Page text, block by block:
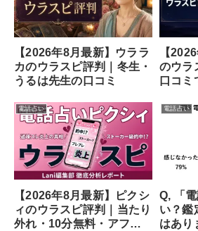
【2026年8月最新】ウララ
カのウラスピ評判｜冬生・
うるは先生の口コミ
【
のウラ
口コミ
電話占い
【2026年8月最新】ピクシ
ィのウラスピ評判｜当たり
外れ・10分無料・アフメ
電話占い
Q, 「
い？鑑
はあり